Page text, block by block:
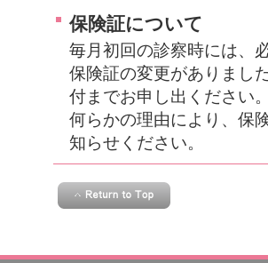
保険証について
毎月初回の診察時には、
保険証の変更がありまし
付までお申し出ください。
何らかの理由により、保
知らせください。